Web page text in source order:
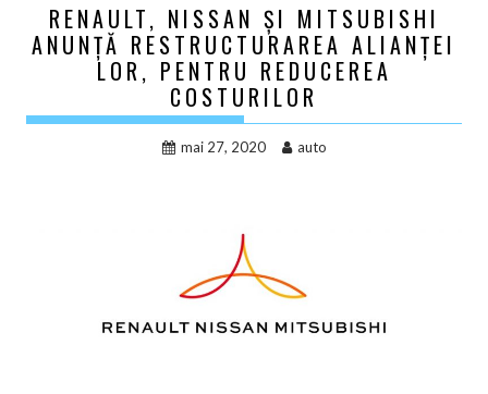
RENAULT, NISSAN ŞI MITSUBISHI
ANUNŢĂ RESTRUCTURAREA ALIANŢEI
LOR, PENTRU REDUCEREA
COSTURILOR
mai 27, 2020 auto